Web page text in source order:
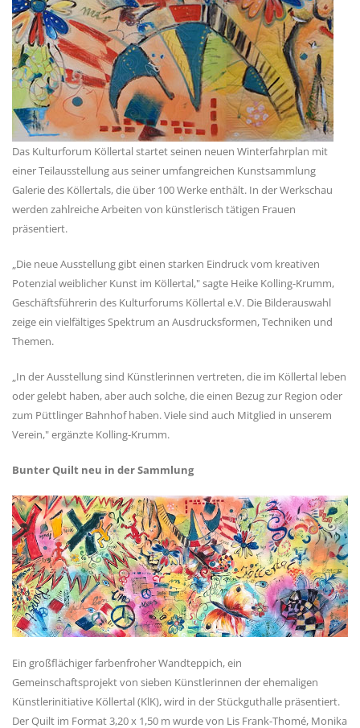
Das Kulturforum Köllertal startet seinen neuen Winterfahrplan mit
einer Teilausstellung aus seiner umfangreichen Kunstsammlung
Galerie des Köllertals, die über 100 Werke enthält. In der Werkschau
werden zahlreiche Arbeiten von künstlerisch tätigen Frauen
präsentiert.
„Die neue Ausstellung gibt einen starken Eindruck vom kreativen
Potenzial weiblicher Kunst im Köllertal," sagte Heike Kolling-Krumm,
Geschäftsführerin des Kulturforums Köllertal e.V. Die Bilderauswahl
zeige ein vielfältiges Spektrum an Ausdrucksformen, Techniken und
Themen.
„In der Ausstellung sind Künstlerinnen vertreten, die im Köllertal leben
oder gelebt haben, aber auch solche, die einen Bezug zur Region oder
zum Püttlinger Bahnhof haben. Viele sind auch Mitglied in unserem
Verein," ergänzte Kolling-Krumm.
Bunter Quilt neu in der Sammlung
Ein großflächiger farbenfroher Wandteppich, ein
Gemeinschaftsprojekt von sieben Künstlerinnen der ehemaligen
Künstlerinitiative Köllertal (KlK), wird in der Stückguthalle präsentiert.
Der Quilt im Format 3,20 x 1,50 m wurde von Lis Frank-Thomé, Monika